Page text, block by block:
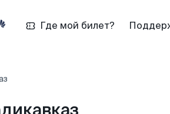
Где мой билет?